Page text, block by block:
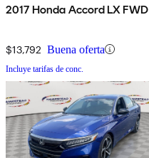
2017 Honda Accord LX FWD
$13,792 Buena oferta
Incluye tarifas de conc.